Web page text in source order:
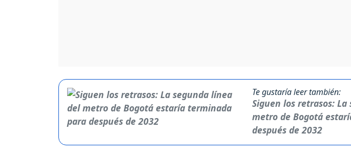
Te gustaría leer también:
Siguen los retrasos:
metro de Bogotá
después de 2032